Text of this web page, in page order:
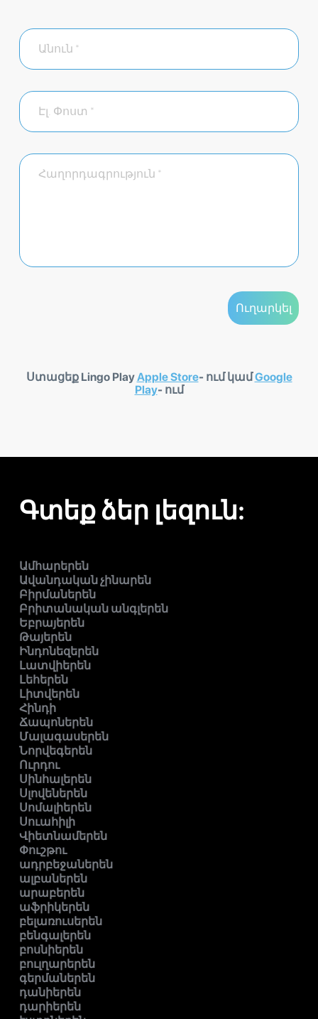
Ստացեք Lingo PlayApple Store- ում կամGoogle
Play- ում
Գտեք ձեր լեզուն:
Ամհարերեն
Ավանդական չինարեն
Բիրմաներեն
Բրիտանական անգլերեն
Եբրայերեն
Թայերեն
Ինդոնեզերեն
Լատվիերեն
Լեհերեն
Լիտվերեն
Հինդի
Ճապոներեն
Մալագասերեն
Նորվեգերեն
Ուրդու
Սինհալերեն
Սլովեներեն
Սոմալիերեն
Սուահիլի
Վիետնամերեն
Փուշթու
ադրբեջաներեն
ալբաներեն
արաբերեն
աֆրիկերեն
բելառուսերեն
բենգալերեն
բոսնիերեն
բուլղարերեն
գերմաներեն
դանիերեն
դարիերեն